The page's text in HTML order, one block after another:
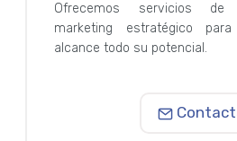
Ofrecemos servicios de
marketing estratégico
alcance todo su potencial.